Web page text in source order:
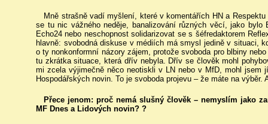
Mně strašně vadí myšlení, které v komentářích HN a
se tu nic vážného neděje, banalizování různých věcí, jako bylo
Echo24 nebo neschopnost solidarizovat se s šéfredaktorem
hlavně: svobodná diskuse v médiích má smysl jedině v situaci,
o ty nonkonformní názory zájem, protože svoboda pro blbiny
tu zkrátka situace, která dřív nebyla. Dřív se člověk mohl
mi zcela výjimečně něco neotiskli v LN nebo v MfD, mohl jsem
Hospodářských novin. To je svoboda projevu – že máte na výběr.
Přece jenom: proč nemá slušný člověk – nemyslím jako
MF Dnes a Lidových novin? ?